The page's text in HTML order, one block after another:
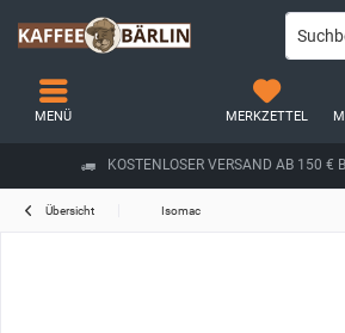
KOSTENLOSER VERSAND AB 150 €
MERKZETTEL
MENÜ
Übersicht Isomac